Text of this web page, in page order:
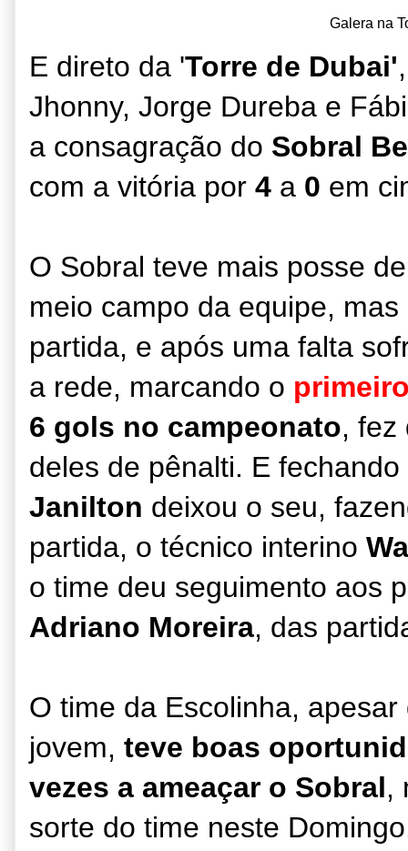
Galera na
E direto da 'Torre de Dubai'
Jhonny, Jorge Dureba e
a consagração do Sobral
com a vitória por 4 a 0 em
O Sobral teve mais posse
meio campo da equipe,
partida, e após uma falta
a rede, marcando o
6 gols no campeonato, fez
deles de pênalti. E
Janilton deixou o seu,
partida, o técnico interino
o time deu seguimento aos
Adriano Moreira, das
O time da Escolinha,
jovem, teve boas
vezes a ameaçar o Sobral,
sorte do time neste